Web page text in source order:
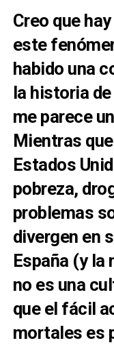
Creo que
este
habido una
la historia
me parece
Mientras
Estados
pobreza,
problemas
divergen en
España (y la
no es una
que el fácil
mortales es